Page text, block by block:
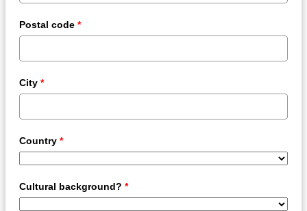
Postal code *
City *
Country *
Cultural background? *